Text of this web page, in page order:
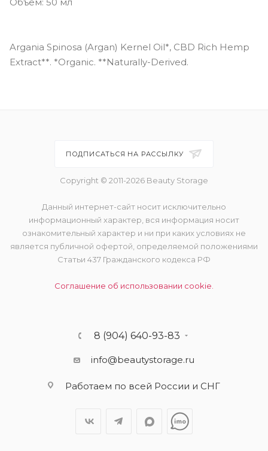
Argania Spinosa (Argan) Kernel Oil*, CBD Rich Hemp
Extract**. *Organic. **Naturally-Derived.
ПОДПИСАТЬСЯ НА РАССЫЛКУ
Copyright © 2011-2026 Beauty Storage
Данный интернет-сайт носит исключительно
информационный характер, вся информация носит
ознакомительный характер и ни при каких условиях не
является публичной офертой, определяемой положениями
Статьи 437 Гражданского кодекса РФ
Соглашение об использовании cookie.
8 (904) 640-93-83
info@beautystorage.ru
Работаем по всей России и СНГ